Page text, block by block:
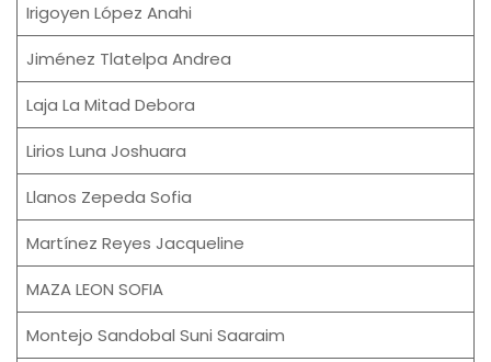
Irigoyen López Anahi
Jiménez Tlatelpa Andrea
Laja La Mitad Debora
Lirios Luna Joshuara
Llanos Zepeda Sofia
Martínez Reyes Jacqueline
MAZA LEON SOFIA
Montejo Sandobal Suni Saaraim